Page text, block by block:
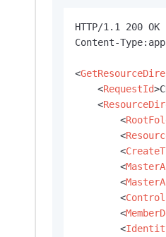
HTTP/1.1 200 OK
Content-
<
<RequestId>
<
<
<
<
<
<
<
<
<